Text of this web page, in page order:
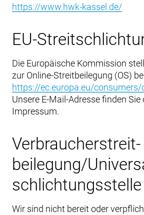
https://www.hwk-kassel.de/
EU-
Die Europäische Kommission
zur Online-Streitbeilegung (OS)
https://ec.europa.eu/consumers/
Unsere E-Mail-Adresse finden Sie
Impressum.
Verbraucher­streit­
beilegung/
schlichtungs­stelle
Wir sind nicht bereit oder